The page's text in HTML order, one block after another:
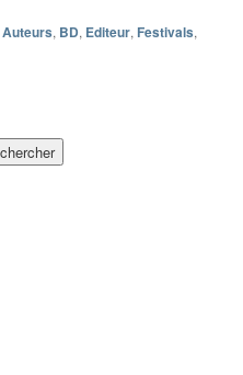
Auteurs, BD, Editeur, Festivals,